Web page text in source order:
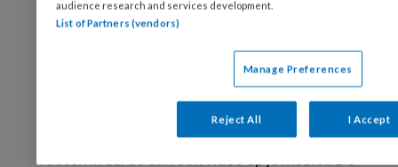
drie richtingen. Afgelopen week hebben zij als
behulp van zo’n 3D-film. De patiënt is
behandeld voor een lever uitzaaiing.
Een 3D-MRI-film maken heeft nogal wat meer
audience research and services development.
List of Partners (vendors)
Manage Preferences
Reject All I Accept